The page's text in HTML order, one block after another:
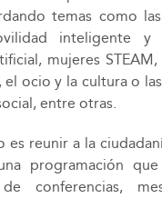
temas como
inteligente y
mujeres
el ocio y la cultura o
entre otras.
es reunir a la
programación
conferencias,